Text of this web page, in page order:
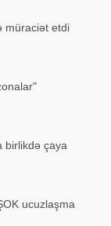
müraciət etdi
birlikdə çaya
ucuzlaşma